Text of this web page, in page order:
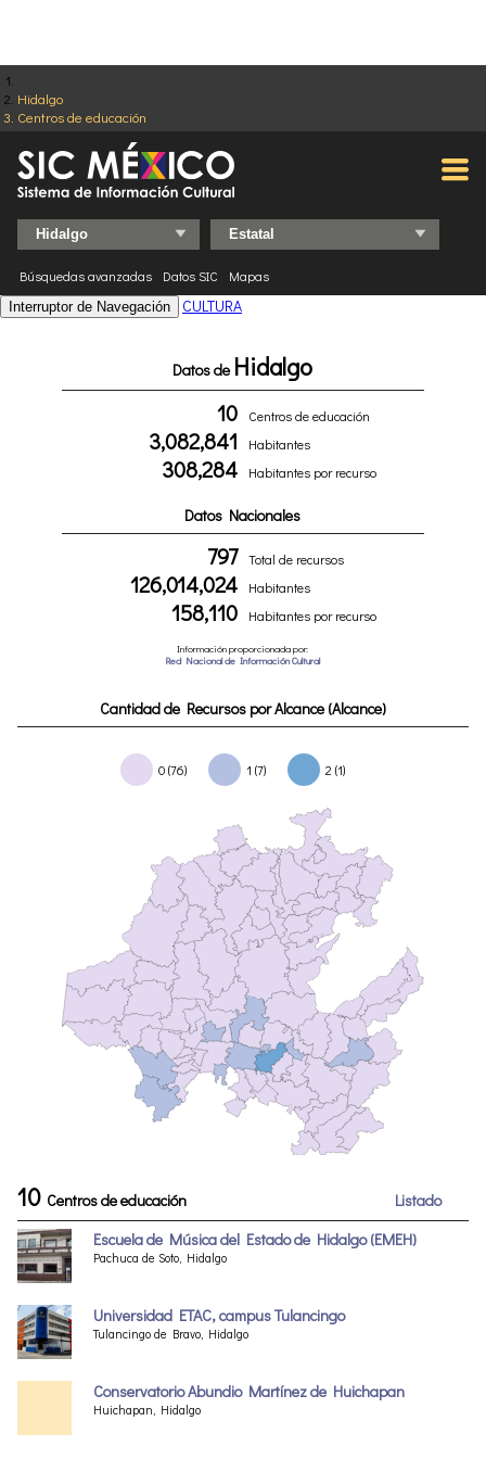
Hidalgo
Centros de educación
Búsquedas avanzadas Datos SIC Mapas
Interruptor de Navegación CULTURA
Datos de Hidalgo
10 Centros de educación
3,082,841 Habitantes
308,284 Habitantes por recurso
Datos Nacionales
797 Total de recursos
126,014,024 Habitantes
158,110 Habitantes por recurso
Información proporcionada por:
Red Nacional de Información Cultural
10 Centros de educación
Listado
Escuela de Música del Estado de Hidalgo (EMEH)
Pachuca de Soto, Hidalgo
Universidad ETAC, campus Tulancingo
Tulancingo de Bravo, Hidalgo
Conservatorio Abundio Martínez de Huichapan
Huichapan, Hidalgo
Cantidad de Recursos por Alcance (Alcance)
0 (76) 1 (7) 2 (1)